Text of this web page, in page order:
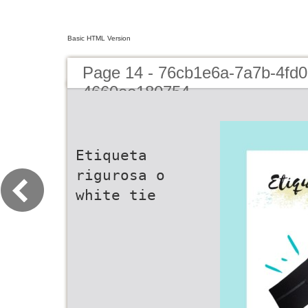
Basic HTML Version
Page 14 - 76cb1e6a-7a7b-
4660ee180754
Etiqueta
rigurosa o
white tie